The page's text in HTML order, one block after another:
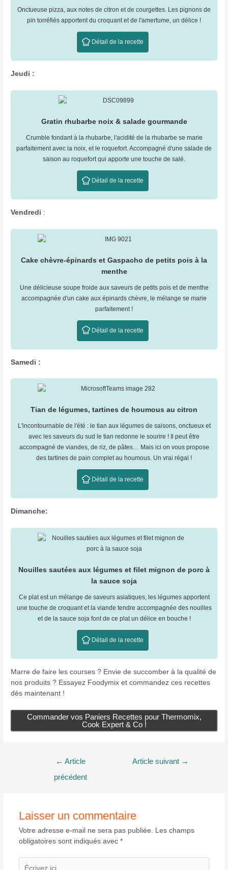
Onctueuse pizza, aux notes de citron et de courgettes. Les pignons de
pin torréfiés apportent du croquant et de l'amertume, un délice !
Détail de la recette
Jeudi :
Gratin rhubarbe noix & salade gourmande
Crumble fondant à la rhubarbe, l'acidité de la rhubarbe se marie
parfaitement avec la noix, et le roquefort. Accompagné d'une salade de
saison au roquefort qui apporte une touche de salé.
Détail de la recette
Vendredi :
Cake chèvre-épinards et Gaspacho de petits pois à la
menthe
Une délicieuse soupe froide aux saveurs de petits pois et de menthe
accompagnée d'un cake aux épinards chèvre, le mélange se marie
parfaitement !
Détail de la recette
Samedi :
Tian de légumes, tartines de houmous au citron
L'incontournable de l'été : le tian aux légumes de saisons, onctueux et
avec les saveurs du sud le tian redonne le sourire ! Il peut être
accompagné de viandes, de riz, de pâtes… Mais ici on vous propose
des tartines de pain complet au houmous. Un vrai régal !
Détail de la recette
Dimanche:
Nouilles sautées aux légumes et filet mignon de porc à
la sauce soja
Ce plat est un mélange de saveurs asiatiques, les légumes apportent
une touche de croquant et la viande tendre accompagnée des nouilles
et de la sauce soja font de ce plat un délice en bouche !
Détail de la recette
Marre de faire les courses ? Envie de succomber à la qualité de
nos produits ? Essayez Foodymix et commandez ces recettes
dès maintenant !
Commander vos Paniers Recettes pour Thermomix,
Cook Expert & Co !
← Article
précédent
Article suivant →
Laisser un commentaire
Votre adresse e-mail ne sera pas publiée. Les champs
obligatoires sont indiqués avec *